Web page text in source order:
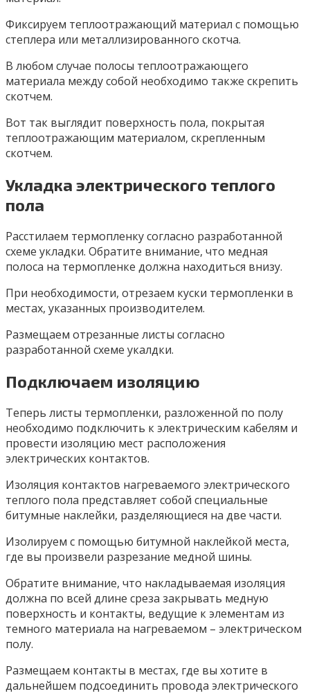
Фиксируем теплоотражающий материал с помощью
степлера или металлизированного скотча.
В любом случае полосы теплоотражающего
материала между собой необходимо также скрепить
скотчем.
Вот так выглядит поверхность пола, покрытая
теплоотражающим материалом, скрепленным
скотчем.
Укладка электрического теплого
пола
Расстилаем термопленку согласно разработанной
схеме укладки. Обратите внимание, что медная
полоса на термопленке должна находиться внизу.
При необходимости, отрезаем куски термопленки в
местах, указанных производителем.
Размещаем отрезанные листы согласно
разработанной схеме укалдки.
Подключаем изоляцию
Теперь листы термопленки, разложенной по полу
необходимо подключить к электрическим кабелям и
провести изоляцию мест расположения
электрических контактов.
Изоляция контактов нагреваемого электрического
теплого пола представляет собой специальные
битумные наклейки, разделяющиеся на две части.
Изолируем с помощью битумной наклейкой места,
где вы произвели разрезание медной шины.
Обратите внимание, что накладываемая изоляция
должна по всей длине среза закрывать медную
поверхность и контакты, ведущие к элементам из
темного материала на нагреваемом – электрическом
полу.
Размещаем контакты в местах, где вы хотите в
дальнейшем подсоединить провода электрического